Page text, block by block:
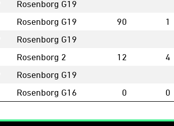
Rosenborg G19
Rosenborg G19 90 1
Rosenborg G19
Rosenborg 2 12 4
Rosenborg G19
Rosenborg G16 0 0